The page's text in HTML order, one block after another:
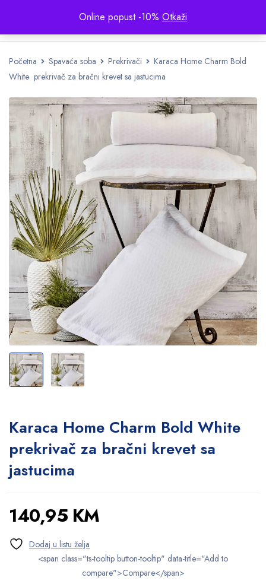
Online popust -10% Otkaži
Početna Spavaća soba Prekrivači
Karaca Home Charm Bold
White prekrivač za bračni krevet sa jastucima
Karaca Home Charm Bold White
prekrivač za bračni krevet sa
jastucima
140,95 KM
<span class="ts-tooltip button-tooltip" data-title="Add to
compare">Compare</span>